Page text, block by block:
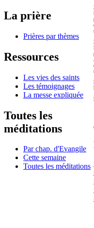
La prière
Prières par thèmes
Ressources
Les vies des saints
Les témoignages
La messe expliquée
Toutes les
méditations
Par chap. d'Evangile
Cette semaine
Toutes les méditations